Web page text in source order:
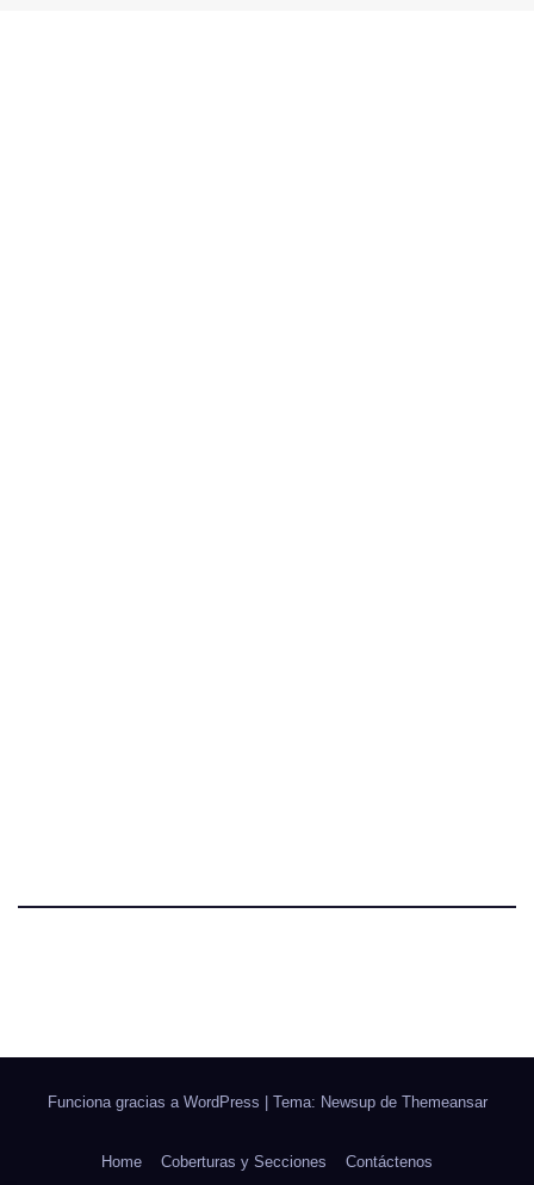
Funciona gracias a WordPress Tema: Newsup de Themeansar
Home Coberturas y Secciones Contáctenos